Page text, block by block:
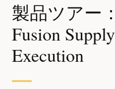
製品ツアー
Fusion
Execution